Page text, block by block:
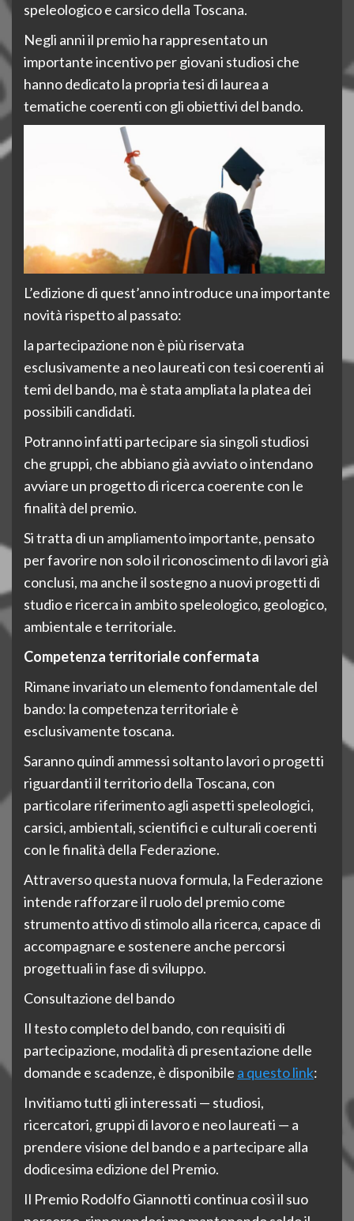
speleologico e carsico della Toscana.
Negli anni il premio ha rappresentato un
importante incentivo per giovani studiosi che
hanno dedicato la propria tesi di laurea a
tematiche coerenti con gli obiettivi del bando.
L’edizione di quest’anno introduce una importante
novità rispetto al passato:
la partecipazione non è più riservata
esclusivamente a neo laureati con tesi coerenti ai
temi del bando, ma è stata ampliata la platea dei
possibili candidati.
Potranno infatti partecipare sia singoli studiosi
che gruppi, che abbiano già avviato o intendano
avviare un progetto di ricerca coerente con le
finalità del premio.
Si tratta di un ampliamento importante, pensato
per favorire non solo il riconoscimento di lavori già
conclusi, ma anche il sostegno a nuovi progetti di
studio e ricerca in ambito speleologico, geologico,
ambientale e territoriale.
Competenza territoriale confermata
Rimane invariato un elemento fondamentale del
bando: la competenza territoriale è
esclusivamente toscana.
Saranno quindi ammessi soltanto lavori o progetti
riguardanti il territorio della Toscana, con
particolare riferimento agli aspetti speleologici,
carsici, ambientali, scientifici e culturali coerenti
con le finalità della Federazione.
Attraverso questa nuova formula, la Federazione
intende rafforzare il ruolo del premio come
strumento attivo di stimolo alla ricerca, capace di
accompagnare e sostenere anche percorsi
progettuali in fase di sviluppo.
Consultazione del bando
Il testo completo del bando, con requisiti di
partecipazione, modalità di presentazione delle
domande e scadenze, è disponibile a questo link:
Invitiamo tutti gli interessati — studiosi,
ricercatori, gruppi di lavoro e neo laureati — a
prendere visione del bando e a partecipare alla
dodicesima edizione del Premio.
Il Premio Rodolfo Giannotti continua così il suo